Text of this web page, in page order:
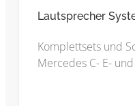
Lautsprecher
Komplettsets und
Mercedes C- E- und